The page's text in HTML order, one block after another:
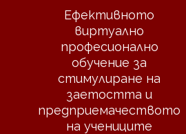
Ефективното
виртуално
професионално
обучение за
стимулиране на
заетостта и
предприемачеството
на учениците